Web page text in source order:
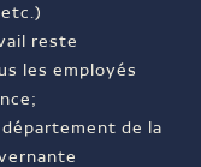
reste
les employés
de la